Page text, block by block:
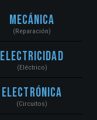
Mecánica
(Reparación)
Electricidad
(Eléctrico)
Electrónica
(Circuitos)